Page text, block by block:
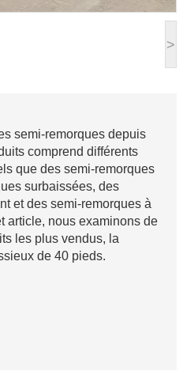
>
semi-remorques depuis
comprend différents
que des semi-remorques
surbaissées, des
et des semi-remorques à
article, nous examinons de
les plus vendus, la
de 40 pieds.